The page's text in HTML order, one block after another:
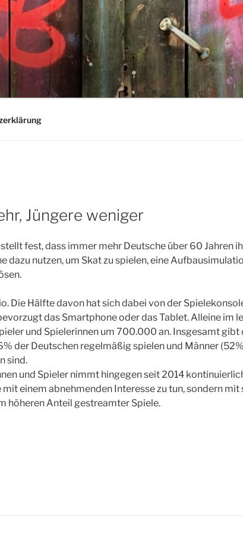
Jüngere weniger
fest, dass immer mehr Deutsche über 60 Jahren
dazu nutzen, um Skat zu spielen, eine
Die Hälfte davon hat sich dabei von der
das Smartphone oder das Tablet. Alleine im
und Spielerinnen um 700.000 an. Insgesamt gibt
der Deutschen regelmäßig spielen und Männer
sind.
und Spieler nimmt hingegen seit 2014
einem abnehmenden Interesse zu tun, sondern mit
höheren Anteil gestreamter Spiele.